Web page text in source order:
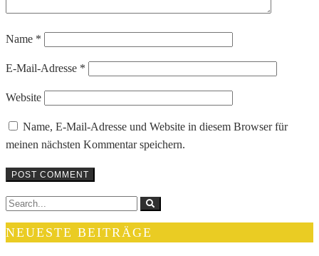
Name *
E-Mail-Adresse *
Website
Name, E-Mail-Adresse und Website in diesem Browser für
meinen nächsten Kommentar speichern.
NEUESTE BEITRÄGE